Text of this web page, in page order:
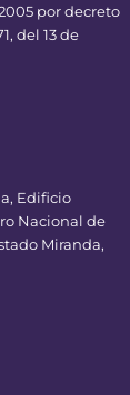
por decreto
del 13 de
Edificio
Nacional de
Miranda,